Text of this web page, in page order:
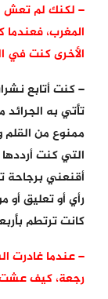
– لكنك لم تعش
المغرب، فعندما
الأخرى كنت في
– كنت أتابع
تأتي به
ممنوع من القلم
التي كنت
أقنعني برجاحة
رأي أو تعليق أو
كانت ترتطم
– عندما غادرت
رجعة، كيف